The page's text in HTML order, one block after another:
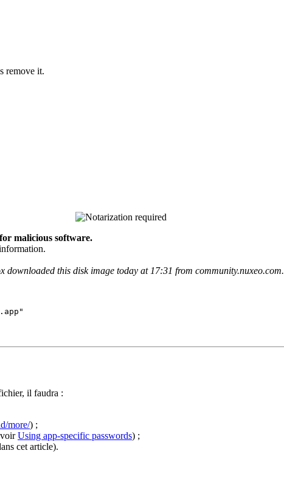
remove it.
malicious software.
this disk image today at 17:31 from community.nuxeo.com.
il faudra :
more/) ;
Using app-specific passwords) ;
cet article).